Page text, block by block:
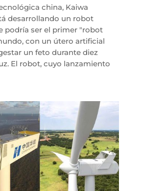
china, Kaiwa
desarrollando un robot
podría ser el primer "robot
con un útero artificial
un feto durante diez
El robot, cuyo lanzamiento